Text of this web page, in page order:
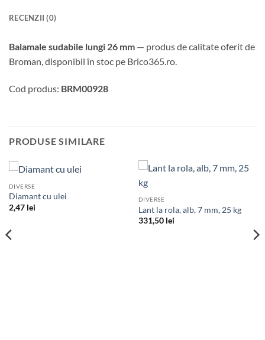
RECENZII (0)
Balamale sudabile lungi 26 mm — produs de calitate oferit de
Broman, disponibil în stoc pe Brico365.ro.
Cod produs: BRM00928
PRODUSE SIMILARE
DIVERSE
Diamant cu ulei
2,47 lei
DIVERSE
Lant la rola, alb, 7 mm, 25 kg
331,50 lei